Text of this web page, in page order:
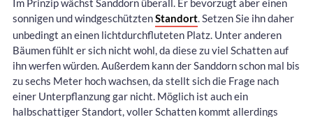
Im Prinzip wächst Sanddorn überall. Er bevorzugt aber einen
sonnigen und windgeschütztenStandort. Setzen Sie ihn daher
unbedingt an einen lichtdurchfluteten Platz. Unter anderen
Bäumen fühlt er sich nicht wohl, da diese zu viel Schatten auf
ihn werfen würden. Außerdem kann der Sanddorn schon mal bis
zu sechs Meter hoch wachsen, da stellt sich die Frage nach
einer Unterpflanzung gar nicht. Möglich ist auch ein
halbschattiger Standort, voller Schatten kommt allerdings